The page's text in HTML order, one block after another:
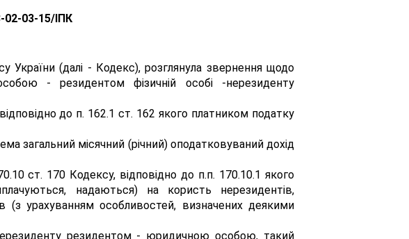
02-03-15/ІПК
(далі - Кодекс), розглянула звернення щодо
- резидентом фізичній особі -нерезиденту
до п. 162.1 ст. 162 якого платником податку
загальний місячний (річний) оподатковуваний дохід
ст. 170 Кодексу, відповідно до п.п. 170.10.1 якого
надаються) на користь нерезидентів,
урахуванням особливостей, визначених деякими
резидентом - юридичною особою, такий